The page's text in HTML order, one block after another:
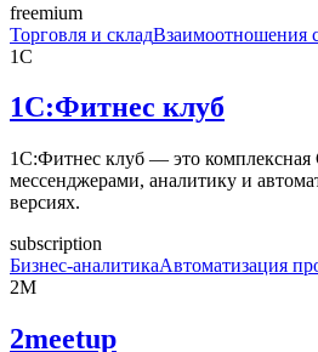
freemium
Торговля и складВзаимоотношения
1С
1С:Фитнес клуб
1С:Фитнес клуб — это комплексная
мессенджерами, аналитику и
версиях.
subscription
Бизнес-аналитикаАвтоматизация
2M
2meetup